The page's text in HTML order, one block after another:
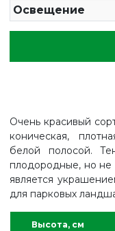
Освещение
Очень красивый
коническая,
белой полосой.
плодородные, но не
является
для парковых
Высота, см